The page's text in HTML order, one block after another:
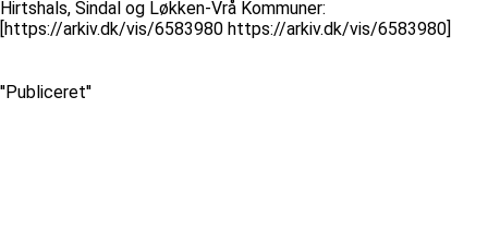
Hirtshals, Sindal og Løkken-Vrå Kommuner:
[https://arkiv.dk/vis/6583980 https://arkiv.dk/vis/6583980]
''Publiceret''